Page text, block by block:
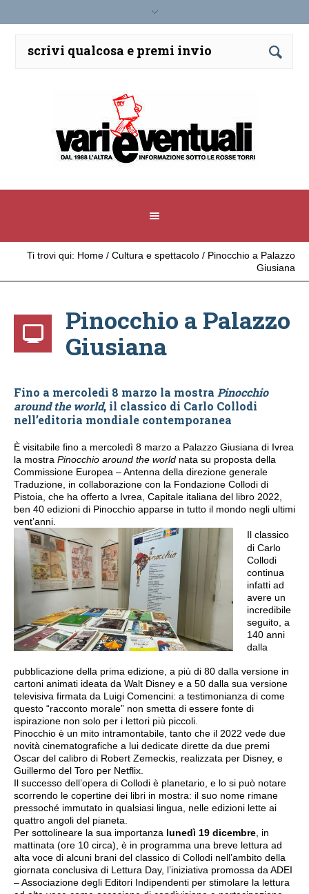
Ti trovi qui: Home / Cultura e spettacolo / Pinocchio a Palazzo
Giusiana
Pinocchio a Palazzo
Giusiana
Fino a mercoledì 8 marzo la mostra Pinocchio
around the world, il classico di Carlo Collodi
nell’editoria mondiale contemporanea
È visitabile fino a mercoledì 8 marzo a Palazzo Giusiana di Ivrea
la mostra Pinocchio around the world nata su proposta della
Commissione Europea – Antenna della direzione generale
Traduzione, in collaborazione con la Fondazione Collodi di
Pistoia, che ha offerto a Ivrea, Capitale italiana del libro 2022,
ben 40 edizioni di Pinocchio apparse in tutto il mondo negli ultimi
vent’anni.
Il classico
di Carlo
Collodi
continua
infatti ad
avere un
incredibile
seguito, a
140 anni
dalla
pubblicazione della prima edizione, a più di 80 dalla versione in
cartoni animati ideata da Walt Disney e a 50 dalla sua versione
televisiva firmata da Luigi Comencini: a testimonianza di come
questo “racconto morale” non smetta di essere fonte di
ispirazione non solo per i lettori più piccoli.
Pinocchio è un mito intramontabile, tanto che il 2022 vede due
novità cinematografiche a lui dedicate dirette da due premi
Oscar del calibro di Robert Zemeckis, realizzata per Disney, e
Guillermo del Toro per Netflix.
Il successo dell’opera di Collodi è planetario, e lo si può notare
scorrendo le copertine dei libri in mostra: il suo nome rimane
pressoché immutato in qualsiasi lingua, nelle edizioni lette ai
quattro angoli del pianeta.
Per sottolineare la sua importanza lunedì 19 dicembre , in
mattinata (ore 10 circa), è in programma una breve lettura ad
alta voce di alcuni brani del classico di Collodi nell’ambito della
giornata conclusiva di Lettura Day, l’iniziativa promossa da ADEI
– Associazione degli Editori Indipendenti per stimolare la lettura